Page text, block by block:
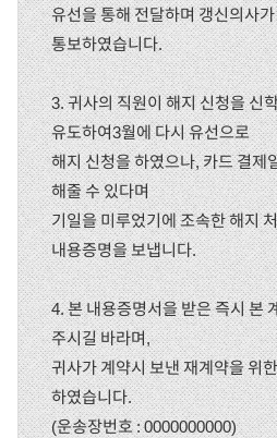
유선을 통해 전달하며 갱신의사
통보하였습니다.
3. 귀사의 직원이 해지 신청을 신
유도하여3월에 다시 유선으로
해지 신청을 하였으나, 카드 결제
해줄 수 있다며
기일을 미루었기에 조속한 해지
내용증명을 보냅니다.
4. 본 내용증명서을 받은 즉시 본
주시길 바라며,
귀사가 계약시 보낸 재계약을 위
하였습니다.
(운송장번호 : 0000000000)